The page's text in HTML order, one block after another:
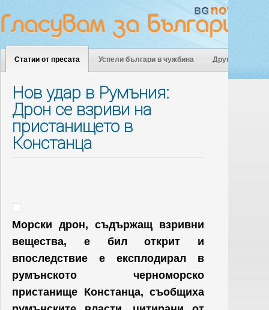
Статии от пресата Успели българи в чужбина Други
Нов удар в Румъния:
Дрон се взриви на
пристанището в
Констанца
Морски дрон, съдържащ взривни
вещества, е бил открит и
впоследствие е експлодирал в
румънското черноморско
пристанище Констанца, съобщиха